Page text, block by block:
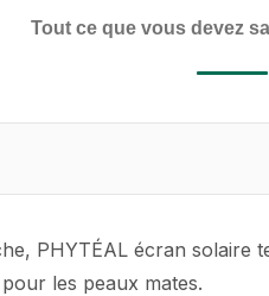
Tout ce que vous devez
PHYTÉAL écran
les peaux mates.